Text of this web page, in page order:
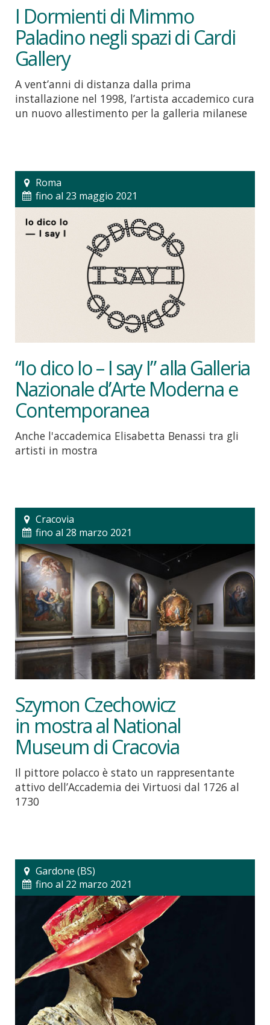
I Dormienti di Mimmo
Paladino negli spazi di Cardi
Gallery
A vent’anni di distanza dalla prima
installazione nel 1998, l’artista accademico cura
un nuovo allestimento per la galleria milanese
Roma
fino al 23 maggio 2021
“Io dico Io – I say I” alla Galleria
Nazionale d’Arte Moderna e
Contemporanea
Anche l'accademica Elisabetta Benassi tra gli
artisti in mostra
Cracovia
fino al 28 marzo 2021
Szymon Czechowicz
in mostra al National
Museum di Cracovia
Il pittore polacco è stato un rappresentante
attivo dell’Accademia dei Virtuosi dal 1726 al
1730
Gardone (BS)
fino al 22 marzo 2021